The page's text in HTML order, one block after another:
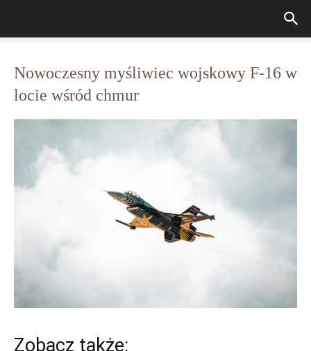
Nowoczesny myśliwiec wojskowy F-16 w
locie wśród chmur
Zobacz także: